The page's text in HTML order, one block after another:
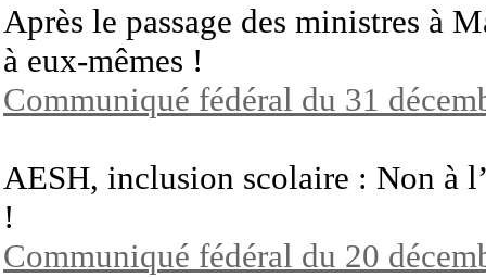
Après le passage des ministres à
à eux-mêmes !
Communiqué fédéral du 31
AESH, inclusion scolaire : Non à
!
Communiqué fédéral du 20